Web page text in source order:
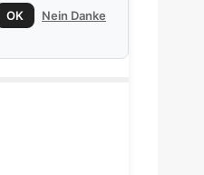
OK Nein Danke